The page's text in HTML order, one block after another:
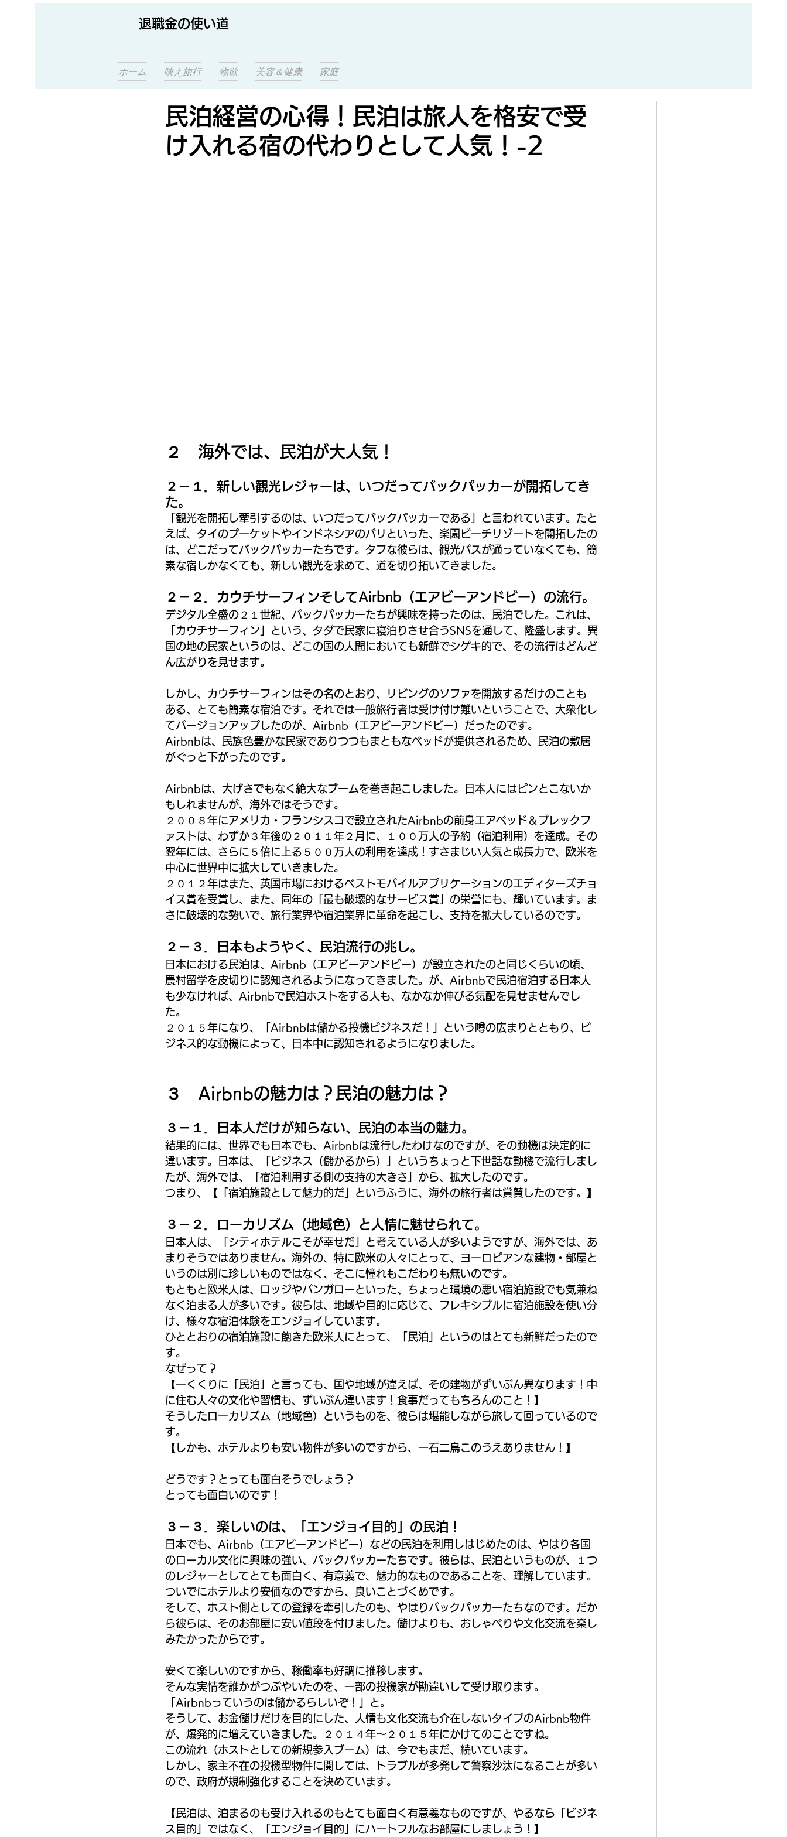
退職金の使い道
ホーム 映え旅行 物欲 美容＆健康 家庭
民泊経営の心得！民泊は旅人を格安で受
け入れる宿の代わりとして人気！-2
２　海外では、民泊が大人気！
２－１．新しい観光レジャーは、いつだってバックパッカーが開拓してき
た。
「観光を開拓し牽引するのは、いつだってバックパッカーである」と言われています。たと
えば、タイのプーケットやインドネシアのバリといった、楽園ビーチリゾートを開拓したの
は、どこだってバックパッカーたちです。タフな彼らは、観光バスが通っていなくても、簡
素な宿しかなくても、新しい観光を求めて、道を切り拓いてきました。
２－２．カウチサーフィンそしてAirbnb（エアビーアンドビー）の流行。
デジタル全盛の２１世紀、バックパッカーたちが興味を持ったのは、民泊でした。これは、
「カウチサーフィン」という、タダで民家に寝泊りさせ合うSNSを通して、隆盛します。異
国の地の民家というのは、どこの国の人間においても新鮮でシゲキ的で、その流行はどんど
ん広がりを見せます。
しかし、カウチサーフィンはその名のとおり、リビングのソファを開放するだけのことも
ある、とても簡素な宿泊です。それでは一般旅行者は受け付け難いということで、大衆化し
てバージョンアップしたのが、Airbnb（エアビーアンドビー）だったのです。
Airbnbは、民族色豊かな民家でありつつもまともなベッドが提供されるため、民泊の敷居
がぐっと下がったのです。
Airbnbは、大げさでもなく絶大なブームを巻き起こしました。日本人にはピンとこないか
もしれませんが、海外ではそうです。
２００８年にアメリカ・フランシスコで設立されたAirbnbの前身エアベッド＆ブレックフ
ァストは、わずか３年後の２０１１年２月に、１００万人の予約（宿泊利用）を達成。その
翌年には、さらに５倍に上る５００万人の利用を達成！すさまじい人気と成長力で、欧米を
中心に世界中に拡大していきました。
２０１２年はまた、英国市場におけるベストモバイルアプリケーションのエディターズチョ
イス賞を受賞し、また、同年の「最も破壊的なサービス賞」の栄誉にも、輝いています。ま
さに破壊的な勢いで、旅行業界や宿泊業界に革命を起こし、支持を拡大しているのです。
２－３．日本もようやく、民泊流行の兆し。
日本における民泊は、Airbnb（エアビーアンドビー）が設立されたのと同じくらいの頃、
農村留学を皮切りに認知されるようになってきました。が、Airbnbで民泊宿泊する日本人
も少なければ、Airbnbで民泊ホストをする人も、なかなか伸びる気配を見せませんでし
た。
２０１５年になり、「Airbnbは儲かる投機ビジネスだ！」という噂の広まりとともり、ビ
ジネス的な動機によって、日本中に認知されるようになりました。
３　Airbnbの魅力は？民泊の魅力は？
３－１．日本人だけが知らない、民泊の本当の魅力。
結果的には、世界でも日本でも、Airbnbは流行したわけなのですが、その動機は決定的に
違います。日本は、「ビジネス（儲かるから）」というちょっと下世話な動機で流行しまし
たが、海外では、「宿泊利用する側の支持の大きさ」から、拡大したのです。
つまり、【「宿泊施設として魅力的だ」というふうに、海外の旅行者は賞賛したのです。】
３－２．ローカリズム（地域色）と人情に魅せられて。
日本人は、「シティホテルこそが幸せだ」と考えている人が多いようですが、海外では、あ
まりそうではありません。海外の、特に欧米の人々にとって、ヨーロピアンな建物・部屋と
いうのは別に珍しいものではなく、そこに憧れもこだわりも無いのです。
もともと欧米人は、ロッジやバンガローといった、ちょっと環境の悪い宿泊施設でも気兼ね
なく泊まる人が多いです。彼らは、地域や目的に応じて、フレキシブルに宿泊施設を使い分
け、様々な宿泊体験をエンジョイしています。
ひととおりの宿泊施設に飽きた欧米人にとって、「民泊」というのはとても新鮮だったので
す。
なぜって？
【一くくりに「民泊」と言っても、国や地域が違えば、その建物がずいぶん異なります！中
に住む人々の文化や習慣も、ずいぶん違います！食事だってもちろんのこと！】
そうしたローカリズム（地域色）というものを、彼らは堪能しながら旅して回っているので
す。
【しかも、ホテルよりも安い物件が多いのですから、一石二鳥このうえありません！】
どうです？とっても面白そうでしょう？
とっても面白いのです！
３－３．楽しいのは、「エンジョイ目的」の民泊！
日本でも、Airbnb（エアビーアンドビー）などの民泊を利用しはじめたのは、やはり各国
のローカル文化に興味の強い、バックパッカーたちです。彼らは、民泊というものが、１つ
のレジャーとしてとても面白く、有意義で、魅力的なものであることを、理解しています。
ついでにホテルより安価なのですから、良いことづくめです。
そして、ホスト側としての登録を牽引したのも、やはりバックパッカーたちなのです。だか
ら彼らは、そのお部屋に安い値段を付けました。儲けよりも、おしゃべりや文化交流を楽し
みたかったからです。
安くて楽しいのですから、稼働率も好調に推移します。
そんな実情を誰かがつぶやいたのを、一部の投機家が勘違いして受け取ります。
「Airbnbっていうのは儲かるらしいぞ！」と。
そうして、お金儲けだけを目的にした、人情も文化交流も介在しないタイプのAirbnb物件
が、爆発的に増えていきました。２０１４年～２０１５年にかけてのことですね。
この流れ（ホストとしての新規参入ブーム）は、今でもまだ、続いています。
しかし、家主不在の投機型物件に関しては、トラブルが多発して警察沙汰になることが多い
ので、政府が規制強化することを決めています。
【民泊は、泊まるのも受け入れるのもとても面白く有意義なものですが、やるなら「ビジネ
ス目的」ではなく、「エンジョイ目的」にハートフルなお部屋にしましょう！】